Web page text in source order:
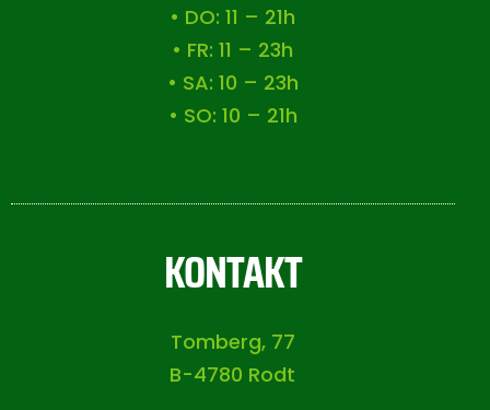
• DO: 11 – 21h
• FR: 11 – 23h
• SA: 10 – 23h
• SO: 10 – 21h
KONTAKT
Tomberg, 77
B-4780 Rodt